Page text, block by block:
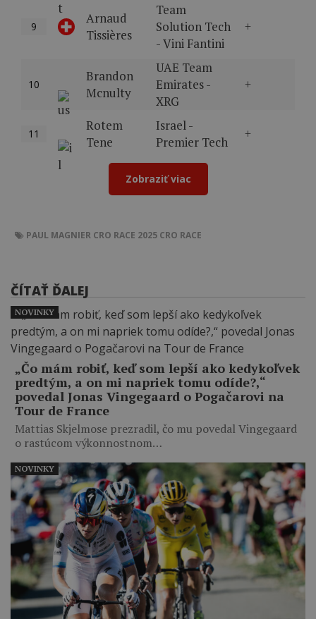
9
Arnaud
Tissières
Team
Solution Tech
- Vini Fantini
+
10
Brandon
Mcnulty
UAE Team
Emirates -
XRG
+
11
Rotem
Tene
Israel -
Premier Tech
+
Zobraziť viac
PAUL MAGNIER CRO RACE 2025 CRO RACE
ČÍTAŤ ĎALEJ
„Čo mám robiť, keď som lepší ako kedykoľvek
predtým, a on mi napriek tomu odíde?,“
povedal Jonas Vingegaard o Pogačarovi na
Tour de France
Mattias Skjelmose prezradil, čo mu povedal Vingegaard
o rastúcom výkonnostnom…
NOVINKY
NOVINKY